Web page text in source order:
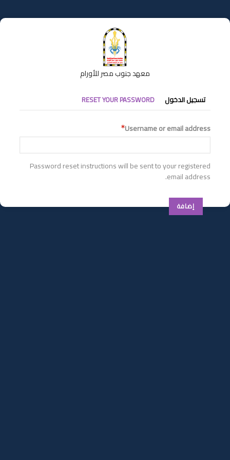
إلى
المحتوى
معهد جنوب مصر للأورام
التبويبات
الأساسية
تسجيل الدخول RESET YOUR PASSWORD
Username or email address
Password reset instructions will be sent to your registered
email address.